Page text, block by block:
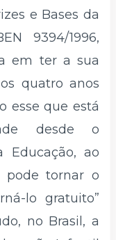
e Bases da
9394/1996,
em ter a sua
quatro anos
esse que está
desde o
Educação, ao
pode tornar o
lo gratuito”
no Brasil, a